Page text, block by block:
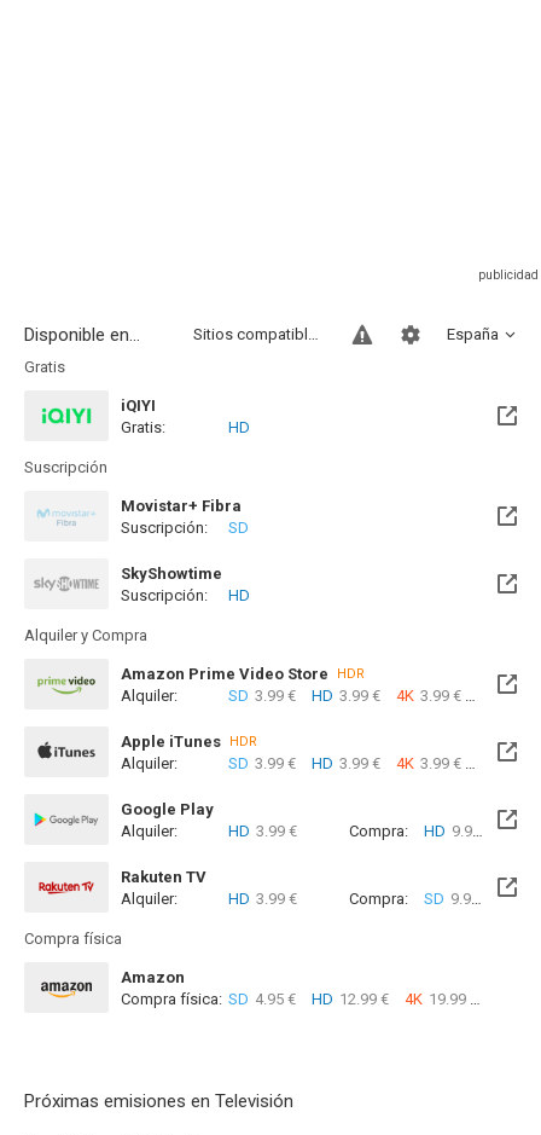
Disponible en... España
Sitios compatibles
Gratis
iQIYI
Gratis:
HD
Suscripción
Movistar+ Fibra
Próximamente. A partir del Lun, 10 Ago 2026 (En 1 día)
Suscripción: SD
SkyShowtime
Próximamente. A partir del Mar, 01 Sep 2026 (En 23 días)
Suscripción: HD
Alquiler y Compra
Amazon Prime Video Store HDR
Alquiler: SD 3.99 € HD 3.99 € 4K 3.99 €
Apple iTunes HDR
Alquiler: SD 3.99 € HD 3.99 € 4K 3.99 €
Google Play
Alquiler:
HD 3.99 € Compra: HD 9.99 €
Rakuten TV
Alquiler:
HD 3.99 € Compra: SD 9.99 € HD
Compra física
Amazon
Compra física: SD 4.95 € HD 12.99 € 4K 19.99 €
Próximas emisiones en Televisión